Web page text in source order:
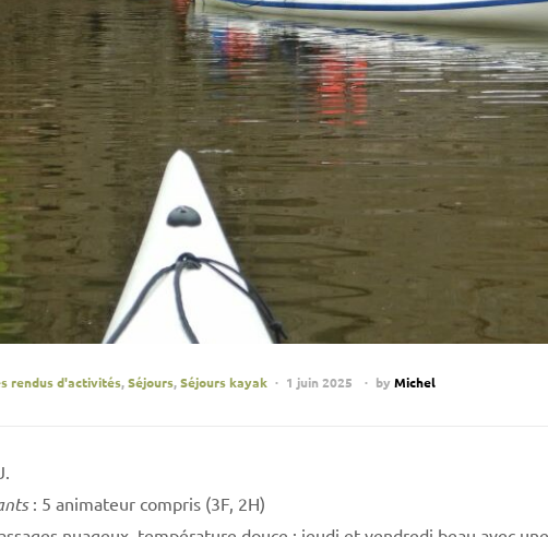
rendus d'activités,Séjours,Séjours kayak 1 juin 2025 by Michel
: 5 animateur compris (3F, 2H)